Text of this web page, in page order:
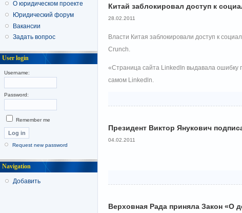
Китай заблокировал доступ к
28.02.2011
Власти Китая заблокировали доступ к
Crunch.
«Страница сайта LinkedIn выдавала ошибку
самом Linkedln.
Президент Виктор Янукович
04.02.2011
Верховная Рада приняла Закон «О
О юридическом проекте
Юридический форум
Вакансии
Задать вопрос
User login
Username:
Password:
Remember me
Request new password
Navigation
Добавить